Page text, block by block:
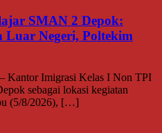
SMAN 2 Depok:
Luar Negeri, Poltekim
Imigrasi Kelas I Non TPI
sebagai lokasi kegiatan
(5/8/2026), […]